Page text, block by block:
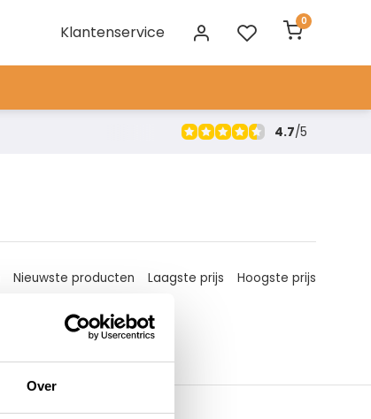
Over
Klantenservice
0
4.7/5
Nieuwste producten Laagste prijs Hoogste prijs